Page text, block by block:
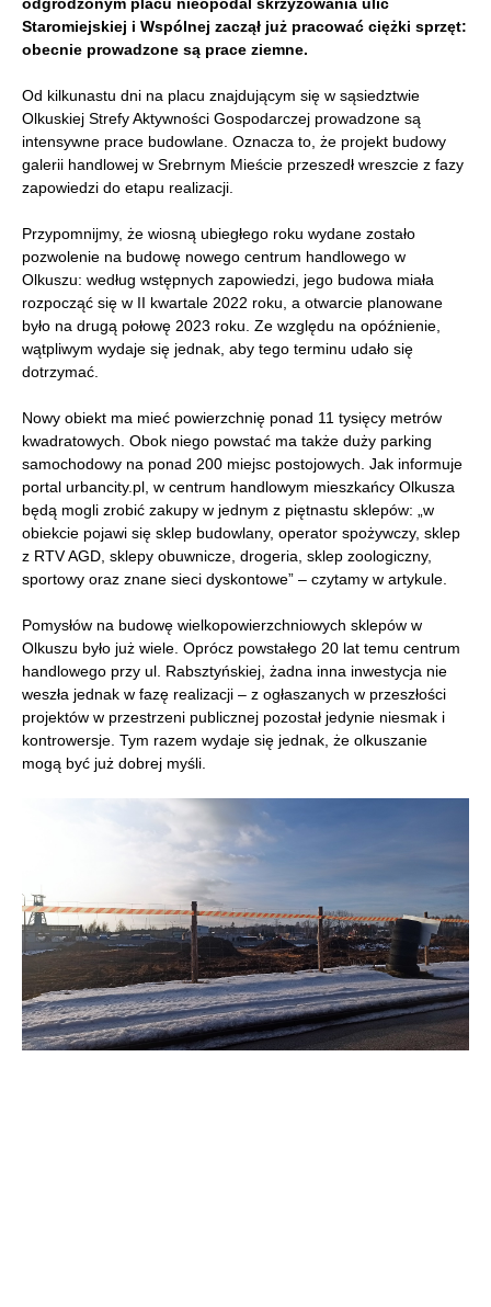
odgrodzonym placu nieopodal skrzyżowania ulic
Staromiejskiej i Wspólnej zaczął już pracować ciężki sprzęt:
obecnie prowadzone są prace ziemne.
Od kilkunastu dni na placu znajdującym się w sąsiedztwie
Olkuskiej Strefy Aktywności Gospodarczej prowadzone są
intensywne prace budowlane. Oznacza to, że projekt budowy
galerii handlowej w Srebrnym Mieście przeszedł wreszcie z fazy
zapowiedzi do etapu realizacji.
Przypomnijmy, że wiosną ubiegłego roku wydane zostało
pozwolenie na budowę nowego centrum handlowego w
Olkuszu: według wstępnych zapowiedzi, jego budowa miała
rozpocząć się w II kwartale 2022 roku, a otwarcie planowane
było na drugą połowę 2023 roku. Ze względu na opóźnienie,
wątpliwym wydaje się jednak, aby tego terminu udało się
dotrzymać.
Nowy obiekt ma mieć powierzchnię ponad 11 tysięcy metrów
kwadratowych. Obok niego powstać ma także duży parking
samochodowy na ponad 200 miejsc postojowych. Jak informuje
portal urbancity.pl, w centrum handlowym mieszkańcy Olkusza
będą mogli zrobić zakupy w jednym z piętnastu sklepów: „w
obiekcie pojawi się sklep budowlany, operator spożywczy, sklep
z RTV AGD, sklepy obuwnicze, drogeria, sklep zoologiczny,
sportowy oraz znane sieci dyskontowe” – czytamy w artykule.
Pomysłów na budowę wielkopowierzchniowych sklepów w
Olkuszu było już wiele. Oprócz powstałego 20 lat temu centrum
handlowego przy ul. Rabsztyńskiej, żadna inna inwestycja nie
weszła jednak w fazę realizacji – z ogłaszanych w przeszłości
projektów w przestrzeni publicznej pozostał jedynie niesmak i
kontrowersje. Tym razem wydaje się jednak, że olkuszanie
mogą być już dobrej myśli.